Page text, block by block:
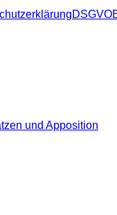
DSGVO
und Apposition